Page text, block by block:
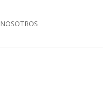
NOSOTROS